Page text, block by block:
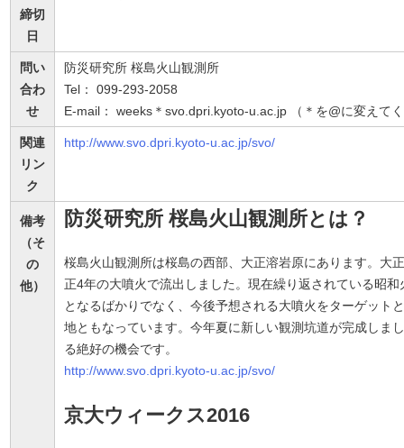
締切
日
問い
合わ
せ
防災研究所 桜島火山観測所
Tel： 099-293-2058
E-mail： weeks＊svo.dpri.kyoto-u.ac.jp （＊を@に変えて
関連
リン
ク
http://www.svo.dpri.kyoto-u.ac.jp/svo/
備考
（そ
の
他）
防災研究所 桜島火山観測所とは？
桜島火山観測所は桜島の西部、大正溶岩原にあります。大
正4年の大噴火で流出しました。現在繰り返されている昭
となるばかりでなく、今後予想される大噴火をターゲット
地ともなっています。今年夏に新しい観測坑道が完成しま
る絶好の機会です。
http://www.svo.dpri.kyoto-u.ac.jp/svo/
京大ウィークス2016